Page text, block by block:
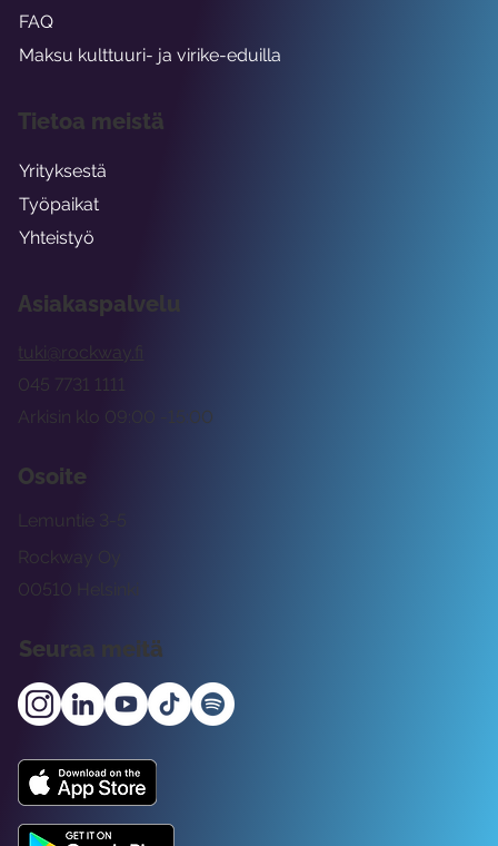
Asiakaspalvelu
tuki@rockway.fi
Arkisin klo 09:00 -15:00
045 7731 1111
Osoite
Rockway Oy
Lemuntie 3-5
00510 Helsinki
Seuraa meitä
FAQ
Maksu kulttuuri- ja virike-eduilla
Tietoa meistä
Yrityksestä
Työpaikat
Yhteistyö